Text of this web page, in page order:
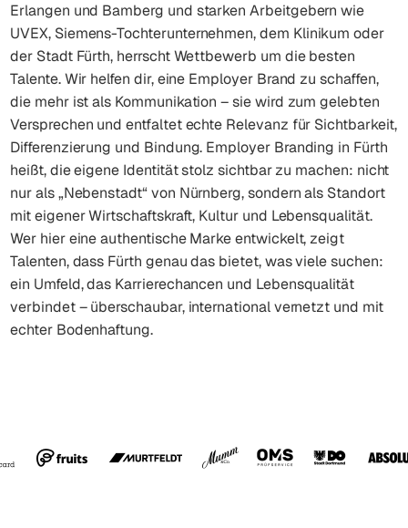
Erlangen und Bamberg und starken Arbeitgebern wie
UVEX, Siemens-Tochterunternehmen, dem Klinikum oder
der Stadt Fürth, herrscht Wettbewerb um die besten
Talente. Wir helfen dir, eine Employer Brand zu schaffen,
die mehr ist als Kommunikation – sie wird zum gelebten
Versprechen und entfaltet echte Relevanz für Sichtbarkeit,
Differenzierung und Bindung. Employer Branding in Fürth
heißt, die eigene Identität stolz sichtbar zu machen: nicht
nur als „Nebenstadt“ von Nürnberg, sondern als Standort
mit eigener Wirtschaftskraft, Kultur und Lebensqualität.
Wer hier eine authentische Marke entwickelt, zeigt
Talenten, dass Fürth genau das bietet, was viele suchen:
ein Umfeld, das Karrierechancen und Lebensqualität
verbindet – überschaubar, international vernetzt und mit
echter Bodenhaftung.